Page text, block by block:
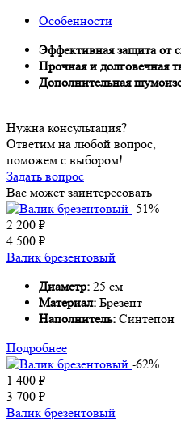
Особенности
Эффективная защита от
Прочная и долговечная
Дополнительная
Нужна консультация?
Ответим на любой вопрос,
поможем с выбором!
Задать вопрос
Вас может заинтересовать
-51%
2 200 ₽
4 500 ₽
Валик брезентовый
Диаметр: 25 см
Материал: Брезент
Наполнитель: Синтепон
Подробнее
-62%
1 400 ₽
3 700 ₽
Валик брезентовый